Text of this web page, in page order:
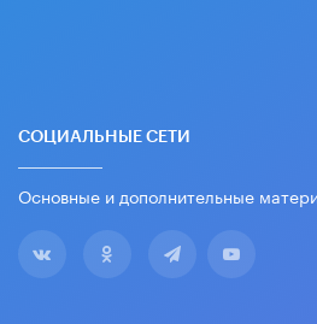
СОЦИАЛЬНЫЕ СЕТИ
Основные и дополнительные